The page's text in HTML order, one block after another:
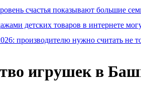
счастья показывают большие
детских товаров в интернете
производителю нужно считать не
игрушек в